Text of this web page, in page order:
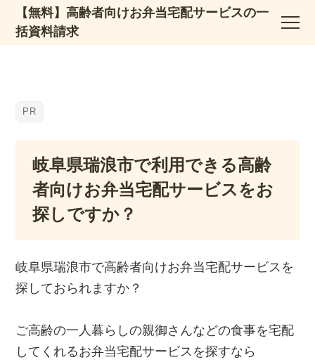
【無料】高齢者向けお弁当宅配サービスの一
括資料請求
岐阜県瑞浪市で利用できる高齢
者向けお弁当宅配サービスをお
探しですか？
岐阜県瑞浪市で高齢者向けお弁当宅配サービスを
探しておられますか？
ご高齢の一人暮らしの親御さんなどの食事を宅配
してくれるお弁当宅配サービスを探すなら